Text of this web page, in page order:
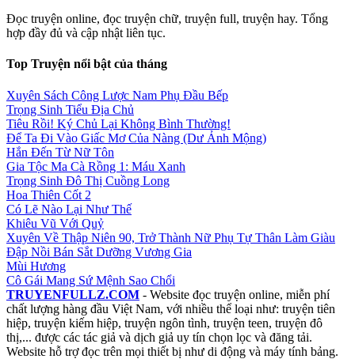
Đọc truyện online, đọc truyện chữ, truyện full, truyện hay. Tổng
hợp đầy đủ và cập nhật liên tục.
Top Truyện nổi bật của tháng
Xuyên Sách Công Lược Nam Phụ Đầu Bếp
Trọng Sinh Tiểu Địa Chủ
Tiêu Rồi! Ký Chủ Lại Không Bình Thường!
Để Ta Đi Vào Giấc Mơ Của Nàng (Dư Ảnh Mộng)
Hắn Đến Từ Nữ Tôn
Gia Tộc Ma Cà Rồng 1: Máu Xanh
Trọng Sinh Đô Thị Cuồng Long
Hoa Thiên Cốt 2
Có Lẽ Nào Lại Như Thế
Khiêu Vũ Với Quỷ
Xuyên Về Thập Niên 90, Trở Thành Nữ Phụ Tự Thân Làm Giàu
Đập Nồi Bán Sắt Dưỡng Vương Gia
Mùi Hương
Cô Gái Mang Sứ Mệnh Sao Chổi
TRUYENFULLZ.COM - Website đọc truyện online, miễn phí
chất lượng hàng đầu Việt Nam, với nhiều thể loại như: truyện tiên
hiệp, truyện kiếm hiệp, truyện ngôn tình, truyện teen, truyện đô
thị,... được các tác giả và dịch giả uy tín chọn lọc và đăng tải.
Website hỗ trợ đọc trên mọi thiết bị như di động và máy tính bảng.